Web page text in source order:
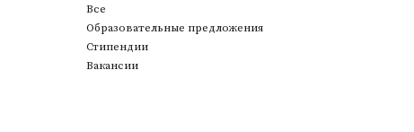
Все
Образовательные предложения
Стипендии
Вакансии